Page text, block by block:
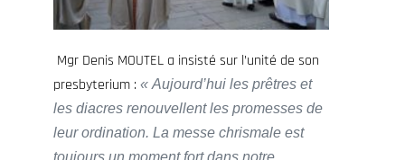
Mgr Denis MOUTEL a insisté sur l’unité de son
presbyterium : « Aujourd’hui les prêtres et
les diacres renouvellent les promesses de
leur ordination. La messe chrismale est